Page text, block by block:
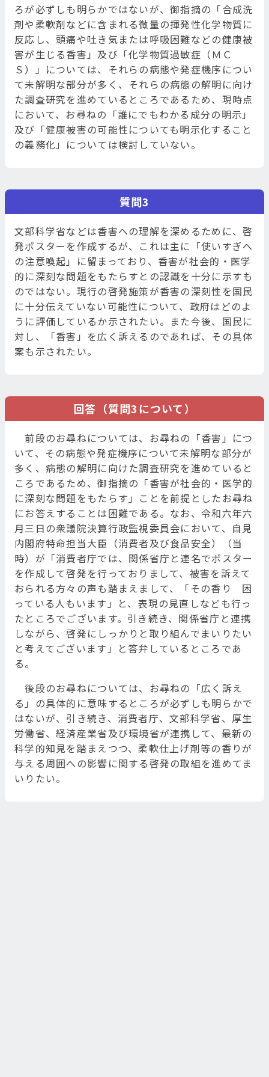
ろが必ずしも明らかではないが、御指摘の「合成洗
剤や柔軟剤などに含まれる微量の揮発性化学物質に
反応し、頭痛や吐き気または呼吸困難などの健康被
害が生じる香害」及び「化学物質過敏症（ＭＣ
Ｓ）」については、それらの病態や発症機序につい
て未解明な部分が多く、それらの病態の解明に向け
た調査研究を進めているところであるため、現時点
において、お尋ねの「誰にでもわかる成分の明示」
及び「健康被害の可能性についても明示化すること
の義務化」については検討していない。
質問3
文部科学省などは香害への理解を深めるために、啓
発ポスターを作成するが、これは主に「使いすぎへ
の注意喚起」に留まっており、香害が社会的・医学
的に深刻な問題をもたらすとの認識を十分に示すも
のではない。現行の啓発施策が香害の深刻性を国民
に十分伝えていない可能性について、政府はどのよ
うに評価しているか示されたい。また今後、国民に
対し、「香害」を広く訴えるのであれば、その具体
案も示されたい。
回答（質問3について）
前段のお尋ねについては、お尋ねの「香害」につ
いて、その病態や発症機序について未解明な部分が
多く、病態の解明に向けた調査研究を進めていると
ころであるため、御指摘の「香害が社会的・医学的
に深刻な問題をもたらす」ことを前提としたお尋ね
にお答えすることは困難である。なお、令和六年六
月三日の衆議院決算行政監視委員会において、自見
内閣府特命担当大臣（消費者及び食品安全）（当
時）が「消費者庁では、関係省庁と連名でポスター
を作成して啓発を行っておりまして、被害を訴えて
おられる方々の声も踏まえまして、「その香り 困
っている人もいます」と、表現の見直しなども行っ
たところでございます。引き続き、関係省庁と連携
しながら、啓発にしっかりと取り組んでまいりたい
と考えてございます」と答弁しているところであ
る。
後段のお尋ねについては、お尋ねの「広く訴え
る」の具体的に意味するところが必ずしも明らかで
はないが、引き続き、消費者庁、文部科学省、厚生
労働省、経済産業省及び環境省が連携して、最新の
科学的知見を踏まえつつ、柔軟仕上げ剤等の香りが
与える周囲への影響に関する啓発の取組を進めてま
いりたい。